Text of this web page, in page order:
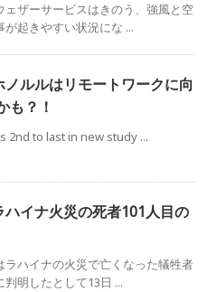
ェザーサービスはきのう、強風と空
起きやすい状況にな ...
ノルルはリモートワークに向
も？！
2nd to last in new study ...
ハイナ火災の死者101人目の
ラハイナの火災で亡くなった犠牲者
明したとして13日 ...